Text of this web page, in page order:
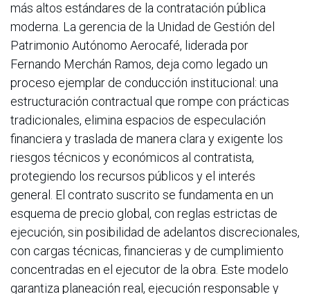
más altos estándares de la contratación pública
moderna. La gerencia de la Unidad de Gestión del
Patrimonio Autónomo Aerocafé, liderada por
Fernando Merchán Ramos, deja como legado un
proceso ejemplar de conducción institucional: una
estructuración contractual que rompe con prácticas
tradicionales, elimina espacios de especulación
financiera y traslada de manera clara y exigente los
riesgos técnicos y económicos al contratista,
protegiendo los recursos públicos y el interés
general. El contrato suscrito se fundamenta en un
esquema de precio global, con reglas estrictas de
ejecución, sin posibilidad de adelantos discrecionales,
con cargas técnicas, financieras y de cumplimiento
concentradas en el ejecutor de la obra. Este modelo
garantiza planeación real, ejecución responsable y